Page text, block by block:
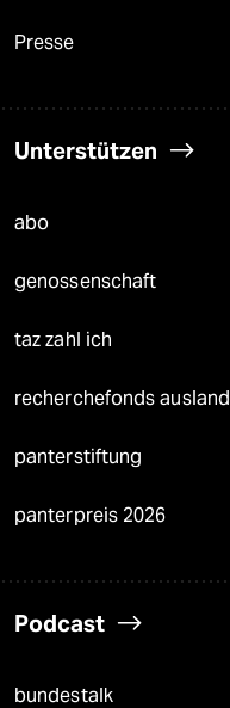
Presse
Unterstützen
abo
genossenschaft
taz zahl ich
recherchefonds ausland
panterstiftung
panterpreis 2026
Podcast
bundestalk